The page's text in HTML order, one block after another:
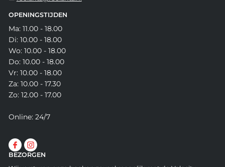
OPENINGSTIJDEN
Ma: 11.00 - 18.00
Di: 10.00 - 18.00
Wo: 10.00 - 18.00
Do: 10.00 - 18.00
Vr: 10.00 - 18.00
Za: 10.00 - 17.30
Zo: 12.00 - 17.00
Online: 24/7
BEZORGEN